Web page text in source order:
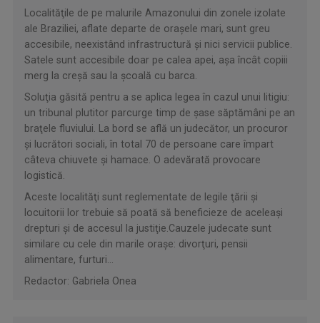
Localităţile de pe malurile Amazonului din zonele izolate
ale Braziliei, aflate departe de oraşele mari, sunt greu
accesibile, neexistând infrastructură şi nici servicii publice.
Satele sunt accesibile doar pe calea apei, aşa încât copiii
merg la creşă sau la şcoală cu barca.
Soluţia găsită pentru a se aplica legea în cazul unui litigiu:
un tribunal plutitor parcurge timp de şase săptămâni pe an
braţele fluviului. La bord se află un judecător, un procuror
şi lucrători sociali, în total 70 de persoane care împart
câteva chiuvete şi hamace. O adevărată provocare
logistică.
Aceste localităţi sunt reglementate de legile ţării şi
locuitorii lor trebuie să poată să beneficieze de aceleaşi
drepturi şi de accesul la justiţie.Cauzele judecate sunt
similare cu cele din marile oraşe: divorţuri, pensii
alimentare, furturi...
Redactor: Gabriela Onea